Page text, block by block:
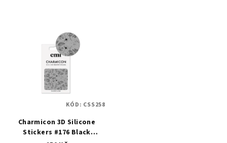
Charmicon 3D Silicone
Stickers #176 Black
KÓD: CSS258